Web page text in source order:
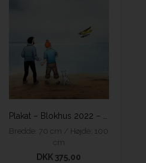
Plakat – Blokhus 2022 – Ole Ahlberg
Bredde: 70 cm / Højde: 100
cm
DKK 375,00